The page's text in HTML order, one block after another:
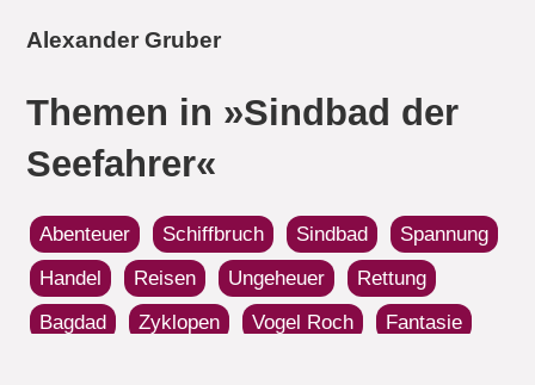
Alexander Gruber
Themen in »Sindbad der
Seefahrer«
Abenteuer Schiffbruch Sindbad
Spannung
Handel
Reisen Ungeheuer
Rettung
Bagdad
Zyklopen Vogel Roch
Fantasie